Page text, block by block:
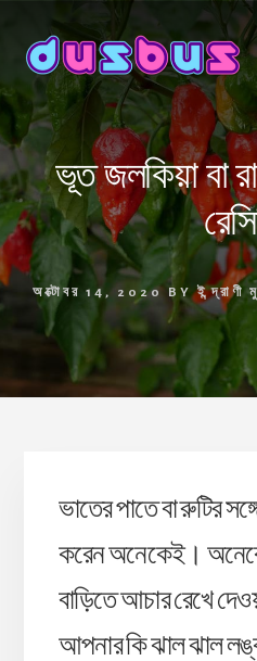
content
ভূত জলকিয়া বা
অক্টোবর 14, 2020 BYইন্দ্রাণী
ভাতের পাতে বা রুটির
করেন অনেকেই।
বাড়িতে আচার রেখে
আপনার কি ঝাল ঝাল